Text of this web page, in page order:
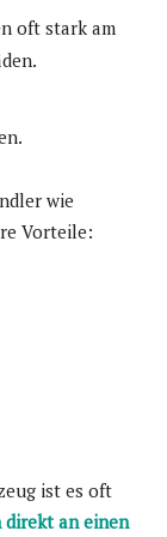
oft stark am
wie
Vorteile:
ist es oft
direkt an einen